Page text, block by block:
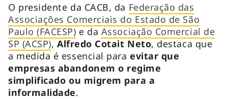
O presidente da CACB, da Federação das
Associações Comerciais do Estado de São
Paulo (FACESP) e da Associação Comercial de
SP (ACSP), Alfredo Cotait Neto, destaca que
a medida é essencial paraevitar que
empresas abandonem o regime
simplificado ou migrem para a
informalidade.